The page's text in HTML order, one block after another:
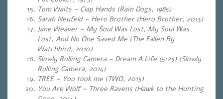
Tom Waits – Clap Hands (Rain Dogs, 1985)
Sarah Neufeld – Hero Brother (Hero Brother, 2013)
Jane Weaver – My Soul Was Lost, My Soul Was
Lost, And No One Saved Me (The Fallen By
Watchbird, 2010)
Slowly Rolling Camera – Dream A Life (5:25) (Slowly
Rolling Camera, 2014)
TREE – You took me (TWO, 2015)
You Are Wolf – Three Ravens (Hawk to the Hunting